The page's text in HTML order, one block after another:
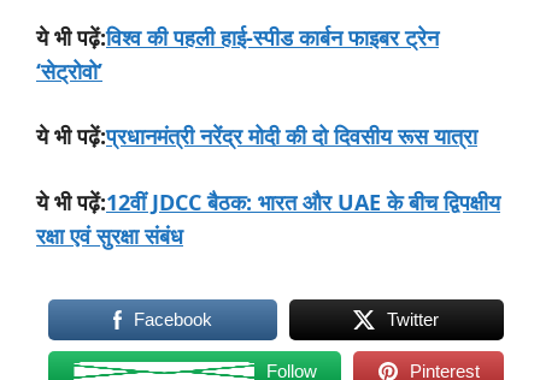
ये भी पढ़ें:विश्व की पहली हाई-स्पीड कार्बन फाइबर ट्रेन
‘सेट्रोवो’
ये भी पढ़ें:प्रधानमंत्री नरेंद्र मोदी की दो दिवसीय रूस यात्रा
ये भी पढ़ें:12वीं JDCC बैठक: भारत और UAE के बीच द्विपक्षीय
रक्षा एवं सुरक्षा संबंध
Facebook Twitter
Follow Pinterest